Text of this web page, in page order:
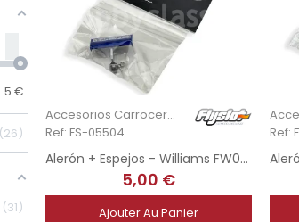
5 €
26
31
Accesorios Carrocería
Ref: FS-05504
Alerón + Espejos - Williams FW07 1980 - E. Salazar
5,00 €
Ajouter Au Panier
Ref: